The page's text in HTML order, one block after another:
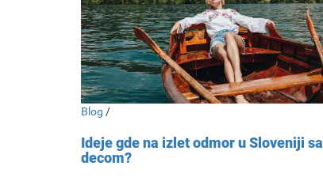
Blog /
Ideje gde na izlet odmor u Sloveniji sa
decom?